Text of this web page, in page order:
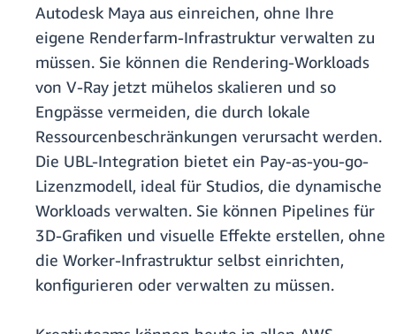
Autodesk Maya aus einreichen, ohne Ihre
eigene Renderfarm-Infrastruktur verwalten zu
müssen. Sie können die Rendering-Workloads
von V-Ray jetzt mühelos skalieren und so
Engpässe vermeiden, die durch lokale
Ressourcenbeschränkungen verursacht werden.
Die UBL-Integration bietet ein Pay-as-you-go-
Lizenzmodell, ideal für Studios, die dynamische
Workloads verwalten. Sie können Pipelines für
3D-Grafiken und visuelle Effekte erstellen, ohne
die Worker-Infrastruktur selbst einrichten,
konfigurieren oder verwalten zu müssen.